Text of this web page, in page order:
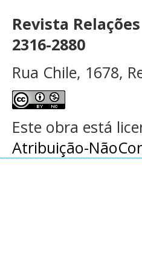
Revista
2316-2880
Rua Chile, 1678,
Este obra está
Atribuição-